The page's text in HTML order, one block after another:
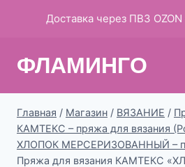
ФЛАМИНГО
Главная / Магазин / ВЯЗАНИЕ /
КАМТЕКС – пряжа для вязания
ХЛОПОК МЕРСЕРИЗОВАННЫЙ –
Пряжа для вязания КАМТЕКС
Доставка через ПВЗ